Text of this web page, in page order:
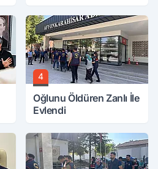
4
Oğlunu Öldüren Zanlı İle
Evlendi